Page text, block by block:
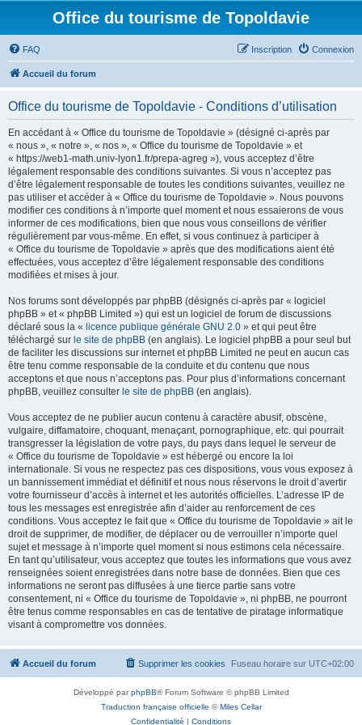
Office du tourisme de Topoldavie
FAQ Connexion
Inscription
Accueil du forum
Office du tourisme de Topoldavie - Conditions d’utilisation
En accédant à « Office du tourisme de Topoldavie » (désigné ci-après par
« nous », « notre », « nos », « Office du tourisme de Topoldavie » et
« https://web1-math.univ-lyon1.fr/prepa-agreg »), vous acceptez d’être
légalement responsable des conditions suivantes. Si vous n’acceptez pas
d’être légalement responsable de toutes les conditions suivantes, veuillez ne
pas utiliser et accéder à « Office du tourisme de Topoldavie ». Nous pouvons
modifier ces conditions à n’importe quel moment et nous essaierons de vous
informer de ces modifications, bien que nous vous conseillons de vérifier
régulièrement par vous-même. En effet, si vous continuez à participer à
« Office du tourisme de Topoldavie » après que des modifications aient été
effectuées, vous acceptez d’être légalement responsable des conditions
modifiées et mises à jour.
Nos forums sont développés par phpBB (désignés ci-après par « logiciel
phpBB » et « phpBB Limited ») qui est un logiciel de forum de discussions
déclaré sous la « licence publique générale GNU 2.0 » et qui peut être
téléchargé sur le site de phpBB (en anglais). Le logiciel phpBB a pour seul but
de faciliter les discussions sur internet et phpBB Limited ne peut en aucun cas
être tenu comme responsable de la conduite et du contenu que nous
acceptons et que nous n’acceptons pas. Pour plus d’informations concernant
phpBB, veuillez consulter le site de phpBB (en anglais).
Vous acceptez de ne publier aucun contenu à caractère abusif, obscène,
vulgaire, diffamatoire, choquant, menaçant, pornographique, etc. qui pourrait
transgresser la législation de votre pays, du pays dans lequel le serveur de
« Office du tourisme de Topoldavie » est hébergé ou encore la loi
internationale. Si vous ne respectez pas ces dispositions, vous vous exposez à
un bannissement immédiat et définitif et nous nous réservons le droit d’avertir
votre fournisseur d’accès à internet et les autorités officielles. L’adresse IP de
tous les messages est enregistrée afin d’aider au renforcement de ces
conditions. Vous acceptez le fait que « Office du tourisme de Topoldavie » ait le
droit de supprimer, de modifier, de déplacer ou de verrouiller n’importe quel
sujet et message à n’importe quel moment si nous estimons cela nécessaire.
En tant qu’utilisateur, vous acceptez que toutes les informations que vous avez
renseignées soient enregistrées dans notre base de données. Bien que ces
informations ne seront pas diffusées à une tierce partie sans votre
consentement, ni « Office du tourisme de Topoldavie », ni phpBB, ne pourront
être tenus comme responsables en cas de tentative de piratage informatique
visant à compromettre vos données.
Accueil du forum Fuseau horaire sur UTC+02:00
Supprimer les cookies
Développé parphpBB® Forum Software © phpBB Limited
Traduction française officielle ©Miles Cellar
Confidentialité | Conditions